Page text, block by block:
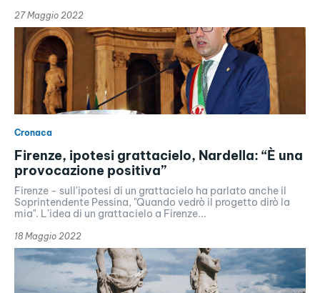
27 Maggio 2022
Cronaca
Firenze, ipotesi grattacielo, Nardella: “È una
provocazione positiva”
Firenze - sull'ipotesi di un grattacielo ha parlato anche il
Soprintendente Pessina, "Quando vedrò il progetto dirò la
mia". L'idea di un grattacielo a Firenze...
18 Maggio 2022